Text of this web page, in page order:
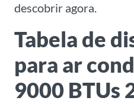
descobrir agora.
Tabela de
para ar
9000 BTUs